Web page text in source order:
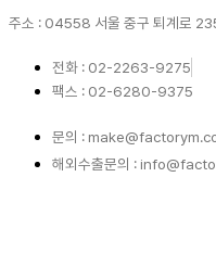
주소 : 04558 서울 중구 퇴계로
전화 : 02-2263-9275
팩스 : 02-6280-9375
문의 :
해외수출문의 :